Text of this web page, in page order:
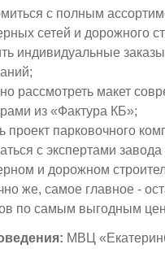
с полным
сетей и дорожного
индивидуальные
рассмотреть макет
из «Фактура КБ»;
проект парковочного
с экспертами
и дорожном
же, самое главное -
по самым выгодным
МВЦ